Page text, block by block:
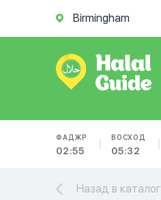
Birmingham
ФАДЖР
02:55
ВОСХОД
05:32
Назад в каталог